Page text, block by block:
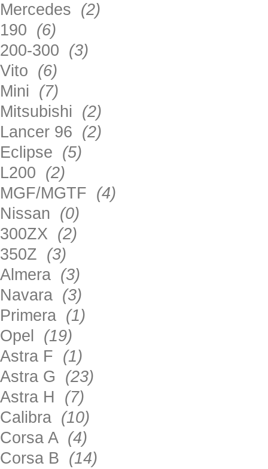
Mercedes (2)
190 (6)
200-300 (3)
Vito (6)
Mini (7)
Mitsubishi (2)
Lancer 96 (2)
Eclipse (5)
L200 (2)
MGF/MGTF (4)
Nissan (0)
300ZX (2)
350Z (3)
Almera (3)
Navara (3)
Primera (1)
Opel (19)
Astra F (1)
Astra G (23)
Astra H (7)
Calibra (10)
Corsa A (4)
Corsa B (14)